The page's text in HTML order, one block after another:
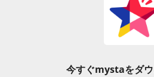
今すぐmystaをダウ